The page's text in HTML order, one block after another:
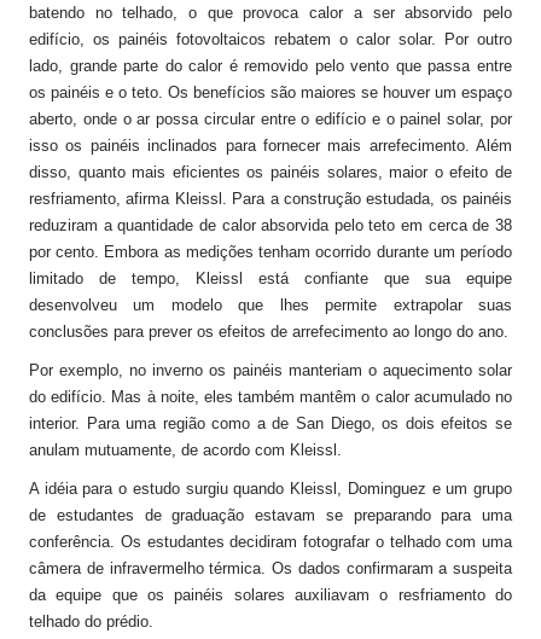
batendo no telhado, o que provoca calor a ser absorvido pelo
edifício, os painéis fotovoltaicos rebatem o calor solar. Por outro
lado, grande parte do calor é removido pelo vento que passa entre
os painéis e o teto. Os benefícios são maiores se houver um espaço
aberto, onde o ar possa circular entre o edifício e o painel solar, por
isso os painéis inclinados para fornecer mais arrefecimento. Além
disso, quanto mais eficientes os painéis solares, maior o efeito de
resfriamento, afirma Kleissl. Para a construção estudada, os painéis
reduziram a quantidade de calor absorvida pelo teto em cerca de 38
por cento. Embora as medições tenham ocorrido durante um período
limitado de tempo, Kleissl está confiante que sua equipe
desenvolveu um modelo que lhes permite extrapolar suas
conclusões para prever os efeitos de arrefecimento ao longo do ano.
Por exemplo, no inverno os painéis manteriam o aquecimento solar
do edifício. Mas à noite, eles também mantêm o calor acumulado no
interior. Para uma região como a de San Diego, os dois efeitos se
anulam mutuamente, de acordo com Kleissl.
A idéia para o estudo surgiu quando Kleissl, Dominguez e um grupo
de estudantes de graduação estavam se preparando para uma
conferência. Os estudantes decidiram fotografar o telhado com uma
câmera de infravermelho térmica. Os dados confirmaram a suspeita
da equipe que os painéis solares auxiliavam o resfriamento do
telhado do prédio.